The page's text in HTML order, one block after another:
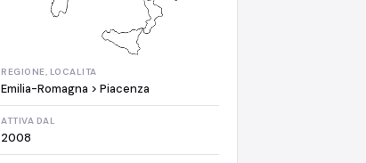
REGIONE, LOCALITA
Emilia-Romagna > Piacenza
ATTIVA DAL
2008